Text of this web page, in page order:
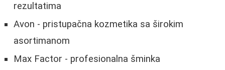
rezultatima
Avon - pristupačna kozmetika sa širokim
asortimanom
Max Factor - profesionalna šminka